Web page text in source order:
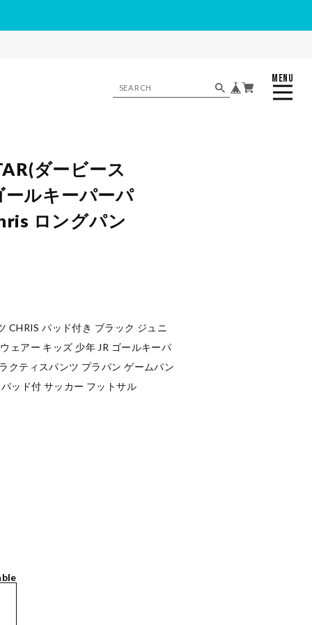
MENU
CLOSE
ダービース
ールキーパーパ
ロングパン
CHRIS パッド付き ブラック ジュニ
ェアー キッズ 少年 JR ゴールキーパ
クティスパンツ プラパン ゲームパン
ッド付 サッカー フットサル